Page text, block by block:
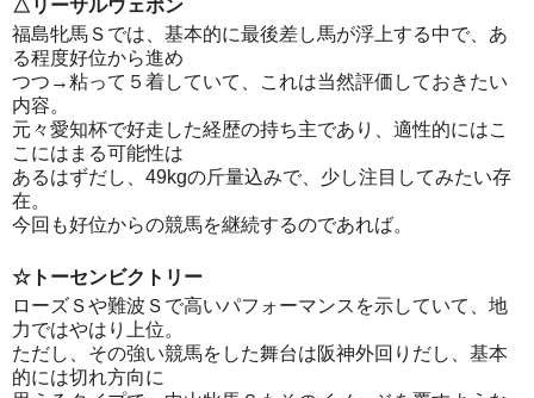
△リーサルウェポン
福島牝馬Ｓでは、基本的に最後差し馬が浮上する中で、あ
る程度好位から進め
つつ→粘って５着していて、これは当然評価しておきたい
内容。
元々愛知杯で好走した経歴の持ち主であり、適性的にはこ
こにはまる可能性は
あるはずだし、49kgの斤量込みで、少し注目してみたい存
在。
今回も好位からの競馬を継続するのであれば。
☆トーセンビクトリー
ローズＳや難波Ｓで高いパフォーマンスを示していて、地
力ではやはり上位。
ただし、その強い競馬をした舞台は阪神外回りだし、基本
的には切れ方向に